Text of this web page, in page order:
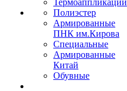
Термоаппликации
Полиэстер
Армированные
ПНК им.Кирова
Специальные
Армированные
Китай
Обувные